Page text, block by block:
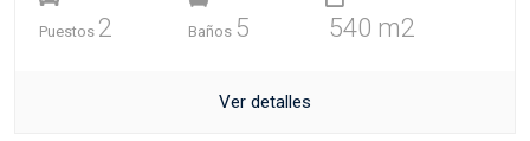
Puestos 2 Baños 5 540 m2
Ver detalles